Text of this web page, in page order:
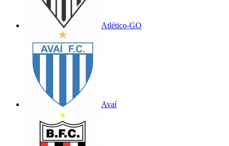
Atlético-GO
Avaí